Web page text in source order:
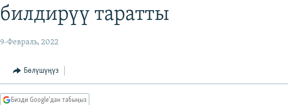
билдирүү таратты
9-Февраль, 2022
Бөлүшүңүз
Бизди Google'дан табыңыз